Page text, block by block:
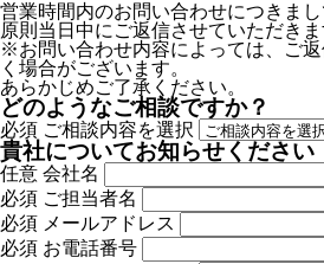
営業時間内のお問い合わせにつきまし
原則当日中にご返信させていただきま
※お問い合わせ内容によっては、ご
く場合がございます。
あらかじめご了承ください。
どのようなご相談ですか？
必須 ご相談内容を選択
貴社についてお知らせください
任意 会社名
必須 ご担当者名
必須 メールアドレス
必須 お電話番号